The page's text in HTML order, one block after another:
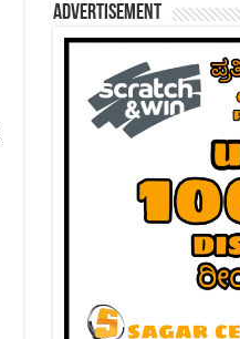
Advertisement